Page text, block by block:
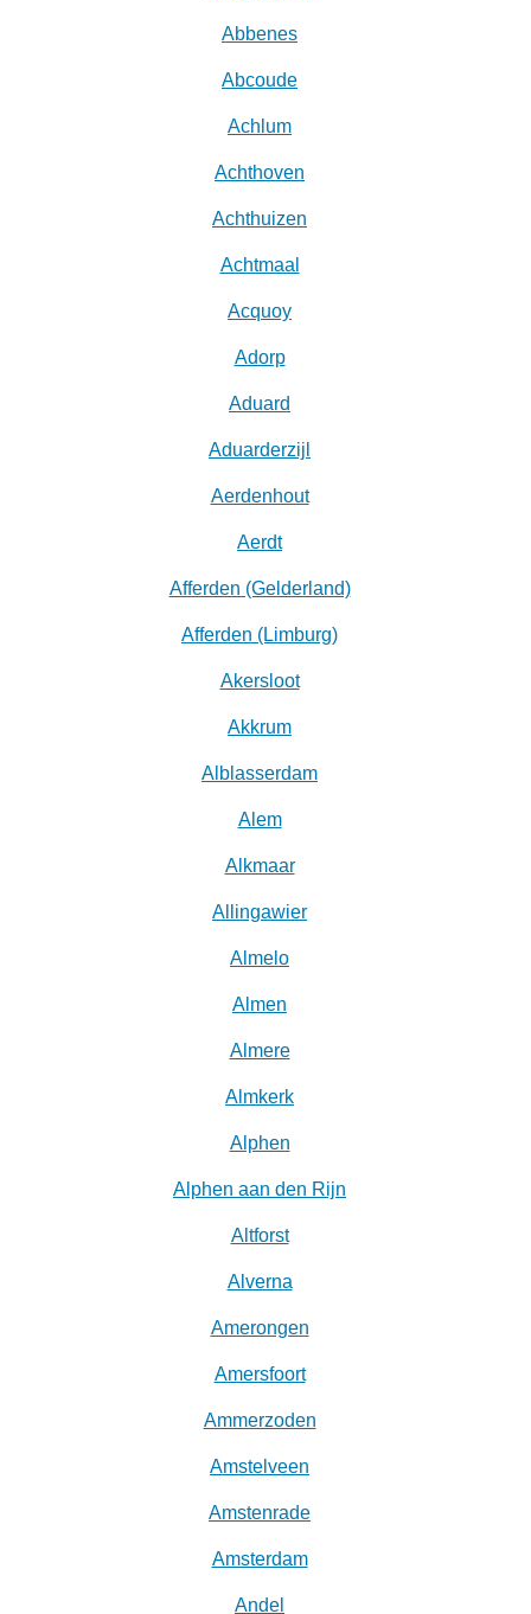
Abbenes
Abcoude
Achlum
Achthoven
Achthuizen
Achtmaal
Acquoy
Adorp
Aduard
Aduarderzijl
Aerdenhout
Aerdt
Afferden (Gelderland)
Afferden (Limburg)
Akersloot
Akkrum
Alblasserdam
Alem
Alkmaar
Allingawier
Almelo
Almen
Almere
Almkerk
Alphen
Alphen aan den Rijn
Altforst
Alverna
Amerongen
Amersfoort
Ammerzoden
Amstelveen
Amstenrade
Amsterdam
Andel